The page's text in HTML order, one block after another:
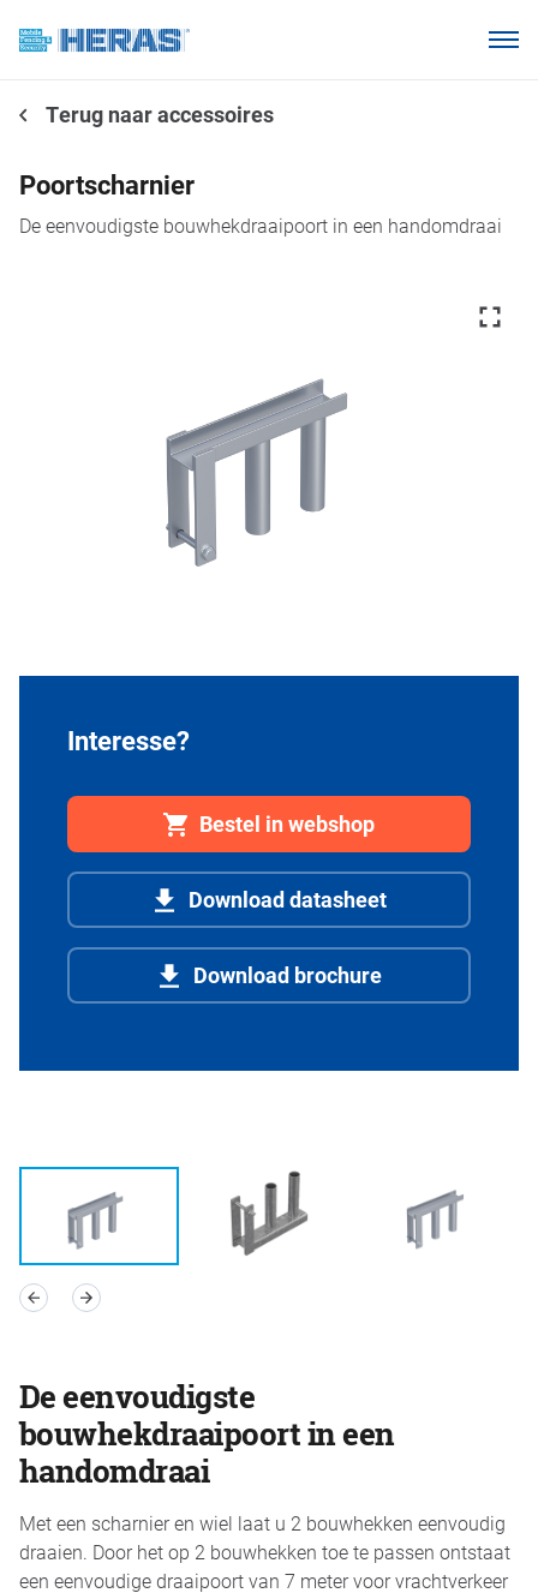
Waarom Heras Mobile?
Producten
Kennisbank
Terug naar accessoires
Poortscharnier
De eenvoudigste bouwhekdraaipoort in een handomdraai
Interesse?
Bestel in webshop
Download datasheet
Download brochure
De eenvoudigste
bouwhekdraaipoort in een
handomdraai
Met een scharnier en wiel laat u 2 bouwhekken eenvoudig
draaien. Door het op 2 bouwhekken toe te passen ontstaat
een eenvoudige draaipoort van 7 meter voor vrachtverkeer